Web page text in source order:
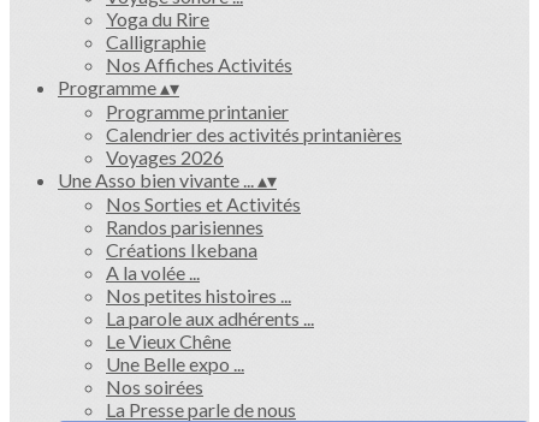
Yoga du Rire
Calligraphie
Nos Affiches Activités
Programme▴▾
Programme printanier
Calendrier des activités printanières
Voyages 2026
Une Asso bien vivante ...▴▾
Nos Sorties et Activités
Randos parisiennes
Créations Ikebana
A la volée ...
Nos petites histoires ...
La parole aux adhérents ...
Le Vieux Chêne
Une Belle expo ...
Nos soirées
La Presse parle de nous